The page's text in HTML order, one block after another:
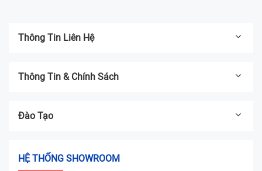
Thông Tin Liên Hệ
Thông Tin & Chính Sách
Đào Tạo
HỆ THỐNG SHOWROOM